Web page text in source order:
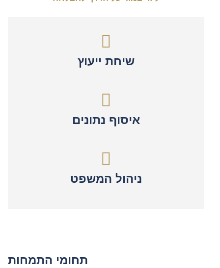
שיחת ייעוץ
איסוף נתונים
ניהול המשפט
תחומי התמחות